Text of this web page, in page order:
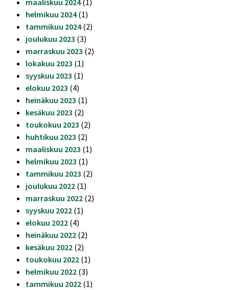
helmikuu 2024(1)
tammikuu 2024(2)
joulukuu 2023 (3)
marraskuu 2023 (2)
lokakuu 2023 (1)
syyskuu 2023 (1)
elokuu 2023 (4)
heinäkuu 2023 (1)
kesäkuu 2023 (2)
toukokuu 2023 (2)
huhtikuu 2023 (2)
maaliskuu 2023 (1)
helmikuu 2023 (1)
tammikuu 2023 (2)
joulukuu 2022 (1)
marraskuu 2022 (2)
syyskuu 2022 (1)
elokuu 2022 (4)
heinäkuu 2022 (2)
kesäkuu 2022 (2)
toukokuu 2022 (1)
helmikuu 2022 (3)
tammikuu 2022 (1)